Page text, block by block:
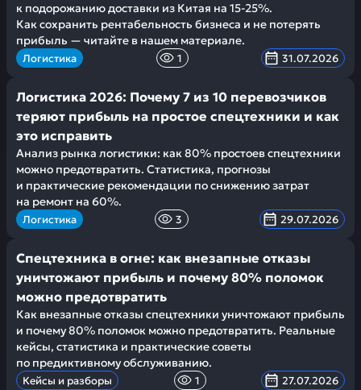
к подорожанию доставки из Китая на 15-25%.
Как сохранить рентабельность бизнеса и не потерять
прибыль — читайте в нашем материале.
Логистика 1 31.07.2026
Логистика 2026: Почему 7 из 10 перевозчиков
теряют прибыль на простое спецтехники и как
это исправить
Анализ рынка логистики: как 80% простоев спецтехники
можно предотвратить. Статистика, прогнозы
и практические рекомендации по снижению затрат
на ремонт на 60%.
Логистика 3 29.07.2026
Спецтехника в огне: как внезапные отказы
уничтожают прибыль и почему 80% поломок
можно предотвратить
Как внезапные отказы спецтехники уничтожают прибыль
и почему 80% поломок можно предотвратить. Реальные
кейсы, статистика и практические советы
по предиктивному обслуживанию.
Кейсы и разборы 1 27.07.2026